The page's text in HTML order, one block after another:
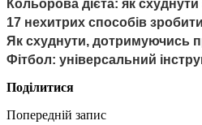
Кольорова дієта: як
17 нехитрих способів
Як схуднути, дотримуючись
Фітбол: універсальний
Поділитися
Попередній запис